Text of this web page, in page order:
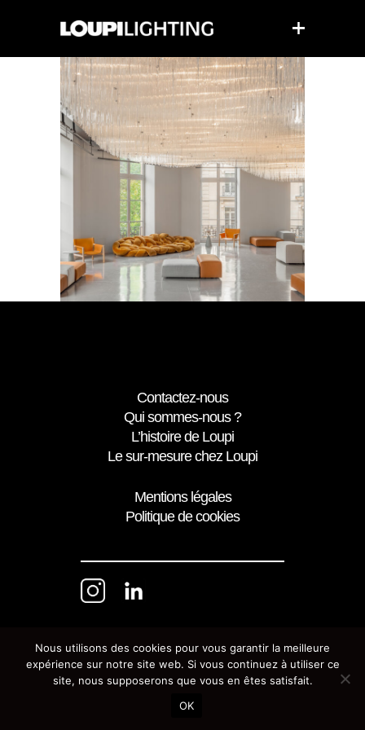
L'OREAL
L’OREAL
Contactez-nous
Qui sommes-nous ?
L’histoire de Loupi
Le sur-mesure chez Loupi
Mentions légales
Politique de cookies
Nous utilisons des cookies pour vous garantir la meilleure
expérience sur notre site web. Si vous continuez à utiliser ce
site, nous supposerons que vous en êtes satisfait.
OK